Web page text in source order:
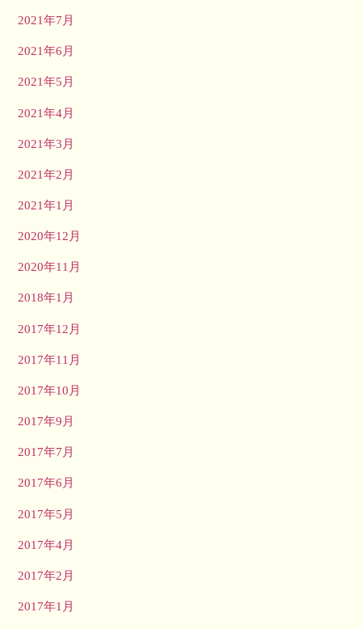
2021年7月
2021年6月
2021年5月
2021年4月
2021年3月
2021年2月
2021年1月
2020年12月
2020年11月
2018年1月
2017年12月
2017年11月
2017年10月
2017年9月
2017年7月
2017年6月
2017年5月
2017年4月
2017年2月
2017年1月